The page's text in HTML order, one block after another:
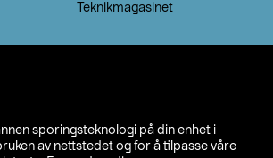
sporingsteknologi på din enhet i
av nettstedet og for å tilpasse våre
Teknikmagasinet